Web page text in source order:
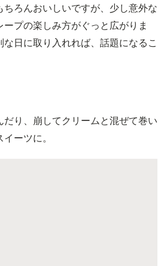
ろんおいしいですが、少し意外な
プの楽しみ方がぐっと広がりま
日に取り入れれば、話題になるこ
だり、崩してクリームと混ぜて巻い
ーツに。